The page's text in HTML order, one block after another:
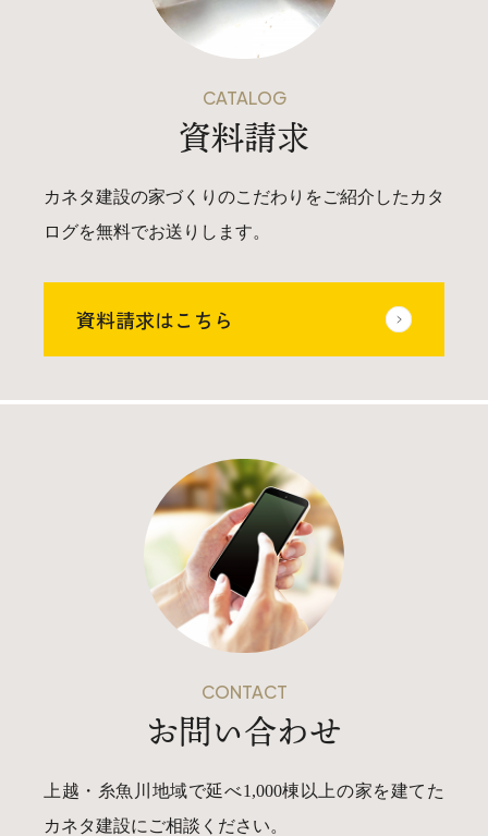
CATALOG
資料請求
カネタ建設の家づくりのこだわりをご紹介したカタ
ログを無料でお送りします。
資料請求はこちら
CONTACT
お問い合わせ
上越・糸魚川地域で延べ1,000棟以上の家を建てた
カネタ建設にご相談ください。